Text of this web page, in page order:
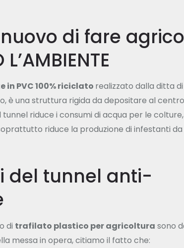
di fare
PVC 100% riciclato realizzato dalla ditta
è una struttura rigida da depositare al
tunnel riduce i consumi di acqua per le
riduce la produzione di infestanti da
del tunnel anti-
di trafilato plastico per agricoltura sono
messa in opera, citiamo il fatto che: